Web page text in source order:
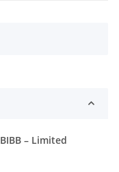
BIBB – Limited